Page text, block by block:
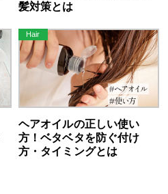
髪対策とは
ヘアオイルの正しい使い
方！ベタベタを防ぐ付け
方・タイミングとは